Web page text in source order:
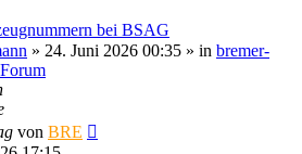
bei BSAG
» 24. Juni 2026 00:35 » in bremer-
von BRE